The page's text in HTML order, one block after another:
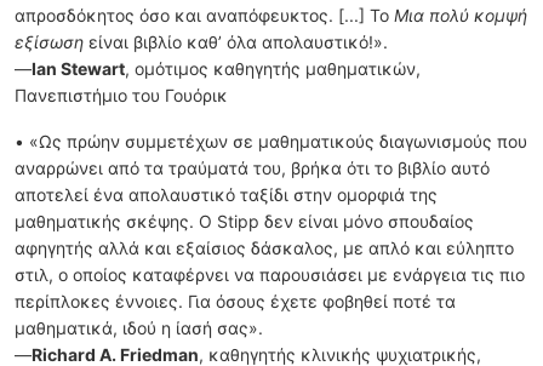
απροσδόκητος όσο και αναπόφευκτος. [...] Το Μια πολύ κομψή
εξίσωση είναι βιβλίο καθ’ όλα απολαυστικό!».
—Ian Stewart, ομότιμος καθηγητής μαθηματικών,
Πανεπιστήμιο του Γουόρικ
• «Ως πρώην συμμετέχων σε μαθηματικούς διαγωνισμούς που
αναρρώνει από τα τραύματά του, βρήκα ότι το βιβλίο αυτό
αποτελεί ένα απολαυστικό ταξίδι στην ομορφιά της
μαθηματικής σκέψης. Ο Stipp δεν είναι μόνο σπουδαίος
αφηγητής αλλά και εξαίσιος δάσκαλος, με απλό και εύληπτο
στιλ, ο οποίος καταφέρνει να παρουσιάσει με ενάργεια τις πιο
περίπλοκες έννοιες. Για όσους έχετε φοβηθεί ποτέ τα
μαθηματικά, ιδού η ίασή σας».
—Richard A. Friedman, καθηγητής κλινικής ψυχιατρικής,